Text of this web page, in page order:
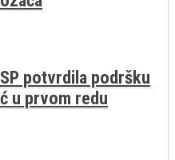
potvrdila podršku
u prvom redu